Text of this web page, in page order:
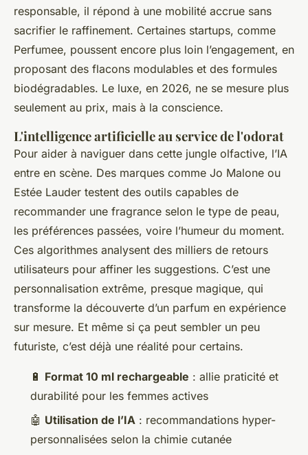
responsable, il répond à une mobilité accrue sans
sacrifier le raffinement. Certaines startups, comme
Perfumee, poussent encore plus loin l’engagement, en
proposant des flacons modulables et des formules
biodégradables. Le luxe, en 2026, ne se mesure plus
seulement au prix, mais à la conscience.
L'intelligence artificielle au service de l'odorat
Pour aider à naviguer dans cette jungle olfactive, l’IA
entre en scène. Des marques comme Jo Malone ou
Estée Lauder testent des outils capables de
recommander une fragrance selon le type de peau,
les préférences passées, voire l’humeur du moment.
Ces algorithmes analysent des milliers de retours
utilisateurs pour affiner les suggestions. C’est une
personnalisation extrême, presque magique, qui
transforme la découverte d’un parfum en expérience
sur mesure. Et même si ça peut sembler un peu
futuriste, c’est déjà une réalité pour certains.
🔋 Format 10 ml rechargeable : allie praticité et
durabilité pour les femmes actives
🤖 Utilisation de l’IA : recommandations hyper-
personnalisées selon la chimie cutanée